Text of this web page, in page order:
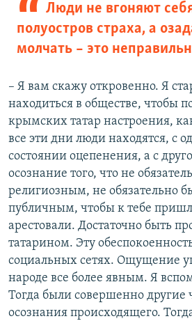
Люди не вгоняют
полуостров страха, а
молчать – это
– Я вам скажу откровенно. Я
находиться в обществе, чтобы
крымских татар настроения,
все эти дни люди находятся, с
состоянии оцепенения, а с
осознание того, что не
религиозным, не обязательно
публичным, чтобы к тебе
арестовали. Достаточно быть
татарином. Эту
социальных сетях. Ощущение
народе все более явным. Я
Тогда были совершенно другие
осознания происходящего.